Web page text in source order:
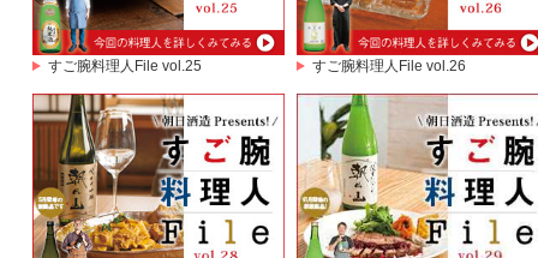
すご腕料理人File vol.25 すご腕料理人File vol.26